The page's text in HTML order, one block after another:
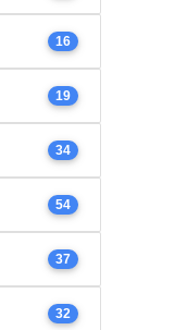
16
19
34
54
37
32